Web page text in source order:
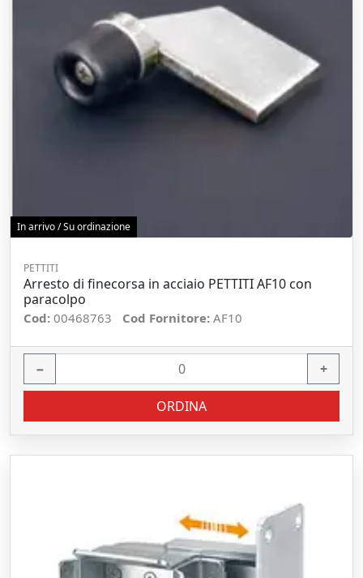
In arrivo / Su ordinazione
PETTITI
Arresto di finecorsa in acciaio PETTITI AF10 con
paracolpo
Cod: 00468763 Cod Fornitore: AF10
− +
ORDINA